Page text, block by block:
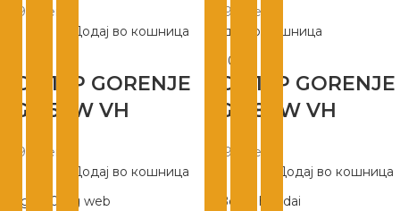
7.990
ден
Додај во кошница
8.490
ден
Додај во кошница
БОЈЛЕР GORENJE
TGR 50W VH
7.990
ден
Додај во кошница
БОЈЛЕР GORENJE
TGR 80W VH
8.990
ден
Додај во кошница